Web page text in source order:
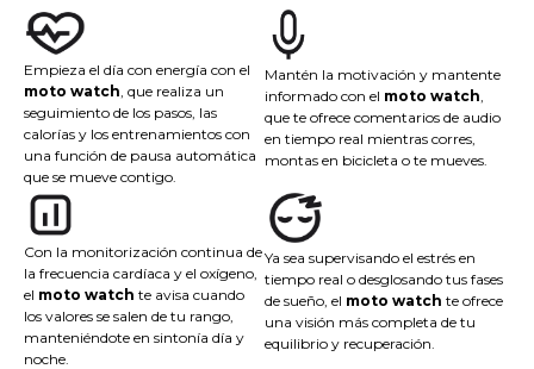
Empieza el día con energía con el
moto watch, que realiza un
seguimiento de los pasos, las
calorías y los entrenamientos con
una función de pausa automática
que se mueve contigo.
Mantén la motivación y mantente
informado con el moto watch
que te ofrece comentarios de audio
en tiempo real mientras corres,
montas en bicicleta o te mueves.
Con la monitorización continua de
la frecuencia cardíaca y el oxígeno,
el moto watch te avisa cuando
los valores se salen de tu rango,
manteniéndote en sintonía día y
noche.
Ya sea supervisando el estrés en
tiempo real o desglosando tus fases
de sueño, el moto watch te ofrece
una visión más completa de tu
equilibrio y recuperación.